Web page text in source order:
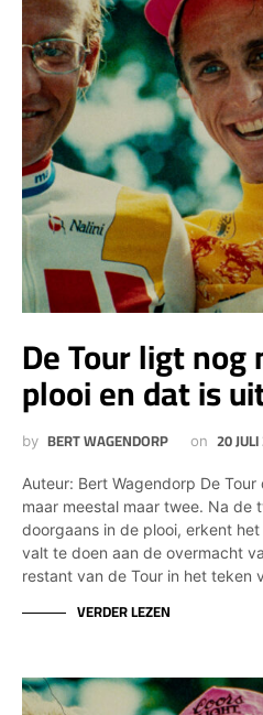
De Tour ligt
plooi en dat is
by BERT WAGENDORP on 20
Auteur: Bert Wagendorp De
maar meestal maar twee. Na de
doorgaans in de plooi, erkent
valt te doen aan de overmacht
restant van de Tour in het teken
VERDER LEZEN